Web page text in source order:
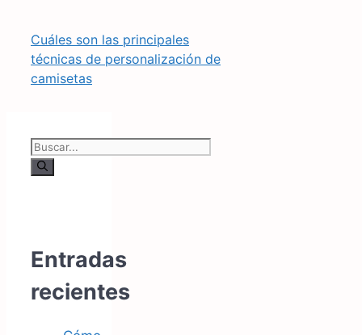
Cuáles son las principales
técnicas de personalización de
camisetas
Buscar:
Entradas
recientes